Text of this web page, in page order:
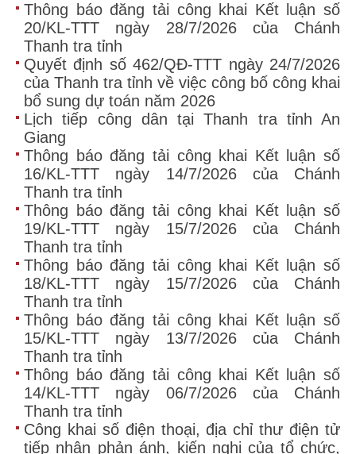
Thông báo đăng tải công khai Kết luận số
20/KL-TTT ngày 28/7/2026 của Chánh
Thanh tra tỉnh
Quyết định số 462/QĐ-TTT ngày 24/7/2026
của Thanh tra tỉnh về việc công bố công khai
bổ sung dự toán năm 2026
Lịch tiếp công dân tại Thanh tra tỉnh An
Giang
Thông báo đăng tải công khai Kết luận số
16/KL-TTT ngày 14/7/2026 của Chánh
Thanh tra tỉnh
Thông báo đăng tải công khai Kết luận số
19/KL-TTT ngày 15/7/2026 của Chánh
Thanh tra tỉnh
Thông báo đăng tải công khai Kết luận số
18/KL-TTT ngày 15/7/2026 của Chánh
Thanh tra tỉnh
Thông báo đăng tải công khai Kết luận số
15/KL-TTT ngày 13/7/2026 của Chánh
Thanh tra tỉnh
Thông báo đăng tải công khai Kết luận số
14/KL-TTT ngày 06/7/2026 của Chánh
Thanh tra tỉnh
Công khai số điện thoại, địa chỉ thư điện tử
tiếp nhận phản ánh, kiến nghị của tổ chức,